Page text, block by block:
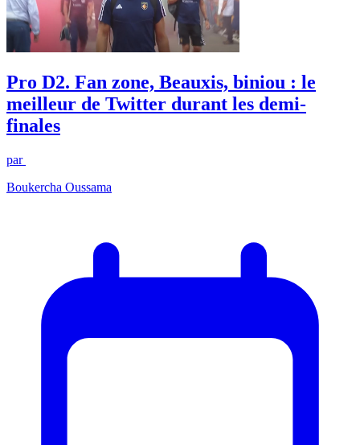
Pro D2. Fan zone, Beauxis, biniou : le
meilleur de Twitter durant les demi-
finales
par
Boukercha Oussama